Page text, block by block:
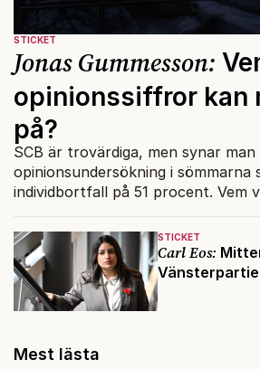
STICKET
Carl Eos:
STICKET
Jonas Gummesson:
opinionssiffror kan
på?
SCB är trovärdiga, men synar man
opinionsundersökning i sömmarna
individbortfall på 51 procent. Vem
Mest lästa